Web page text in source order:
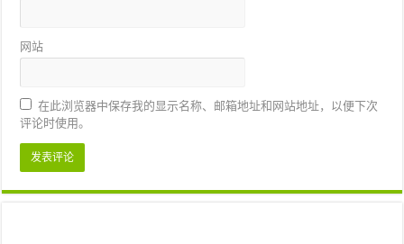
网站
在此浏览器中保存我的显示名称、邮箱地址和网站地址，以便下次
评论时使用。